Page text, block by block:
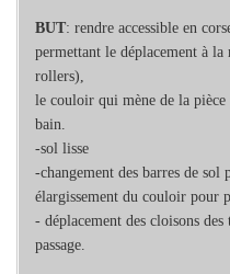
BUT: rendre accessible en
permettant le déplacement à la
rollers),
le couloir qui mène de la
bain.
-sol lisse
-changement des barres de sol
élargissement du couloir pour
- déplacement des cloisons
passage.